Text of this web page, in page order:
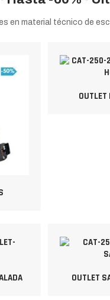
en material técnico de
OUTLET
OUTLET